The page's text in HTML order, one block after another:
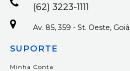
(62) 3223-1111
Av. 85, 359 - St. Oeste,
SUPORTE
Minha Conta